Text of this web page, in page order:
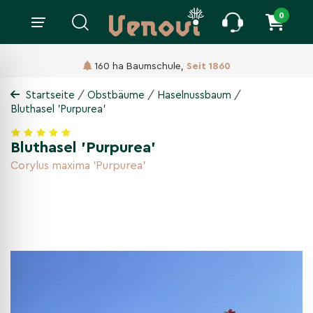
0
160 ha Baumschule, Seit 1860
Startseite / Obstbäume / Haselnussbaum /
Bluthasel 'Purpurea'
Bluthasel 'Purpurea'
Corylus maxima 'Purpurea'